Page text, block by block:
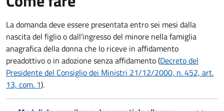
La domanda deve essere presentataentro sei mesi dalla
nascita del figlio o dall'ingresso del minore nella famiglia
anagrafica della donna che lo riceve in affidamento
preadottivo o in adozione senza affidamento (Decreto del
Presidente del Consiglio dei Ministri 21/12/2000, n. 452, art.
13, com. 1).